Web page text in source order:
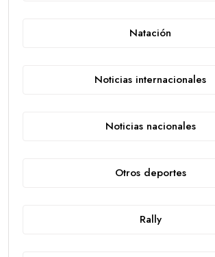
Natación
Noticias internacionales
Noticias nacionales
Otros deportes
Rally